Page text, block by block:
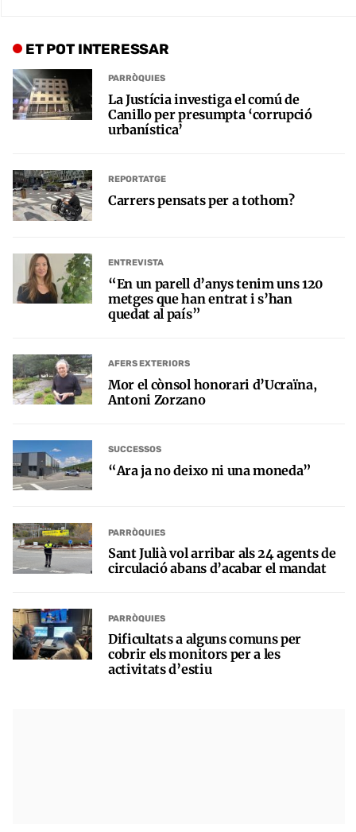
ET POT INTERESSAR
PARRÒQUIES
La Justícia investiga el comú de
Canillo per presumpta ‘corrupció
urbanística’
REPORTATGE
Carrers pensats per a tothom?
ENTREVISTA
“En un parell d’anys tenim uns 120
metges que han entrat i s’han
quedat al país”
AFERS EXTERIORS
Mor el cònsol honorari d’Ucraïna,
Antoni Zorzano
SUCCESSOS
“Ara ja no deixo ni una moneda”
PARRÒQUIES
Sant Julià vol arribar als 24 agents de
circulació abans d’acabar el mandat
PARRÒQUIES
Dificultats a alguns comuns per
cobrir els monitors per a les
activitats d’estiu